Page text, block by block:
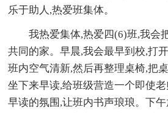
乐于助人,热爱班集体。
我热爱集体,热爱四(6)班,我会
共同的家。早晨,我会最早到校,打
班内空气清新,然后再整理桌椅,把
坐下来早读,给班级营造一个即使
早读的氛围,让班内书声琅琅。下